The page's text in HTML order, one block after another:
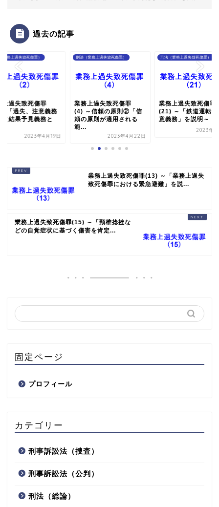
過去の記事
業務上過失致死傷罪）
上過失致死傷罪
「過失、注意義務
（結果予見義務と
2023年4月19日
刑法（業務上過失致死傷罪）
業務上過失致死傷罪
(4) ～信頼の原則②「信
頼の原則が適用される
範...
2023年4月22日
刑法（業務上過失致死傷罪）
業務上過失致死傷罪
(21) ～「鉄道運転士
意義務」を説明～
2023年5
業務上過失致死傷罪(13) ～「業務上過失
致死傷罪における緊急避難」を説...
業務上過失致死傷罪(15) ～「頸椎捻挫な
どの自覚症状に基づく傷害を肯定...
固定ページ
プロフィール
カテゴリー
刑事訴訟法（捜査）
刑事訴訟法（公判）
刑法（総論）